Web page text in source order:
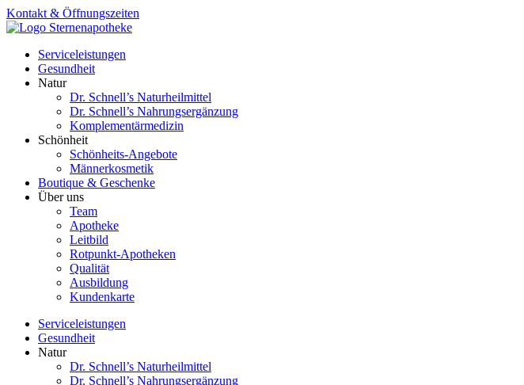
Zum
Inhalt
Kontakt & Öffnungszeiten
Serviceleistungen
Gesundheit
Natur
Dr. Schnell’s Naturheilmittel
Dr. Schnell’s Nahrungsergänzung
Komplementärmedizin
Schönheit
Schönheits-Angebote
Männerkosmetik
Boutique & Geschenke
Über uns
Team
Apotheke
Leitbild
Rotpunkt-Apotheken
Qualität
Ausbildung
Kundenkarte
Serviceleistungen
Gesundheit
Natur
Dr. Schnell’s Naturheilmittel
Dr. Schnell’s Nahrungsergänzung